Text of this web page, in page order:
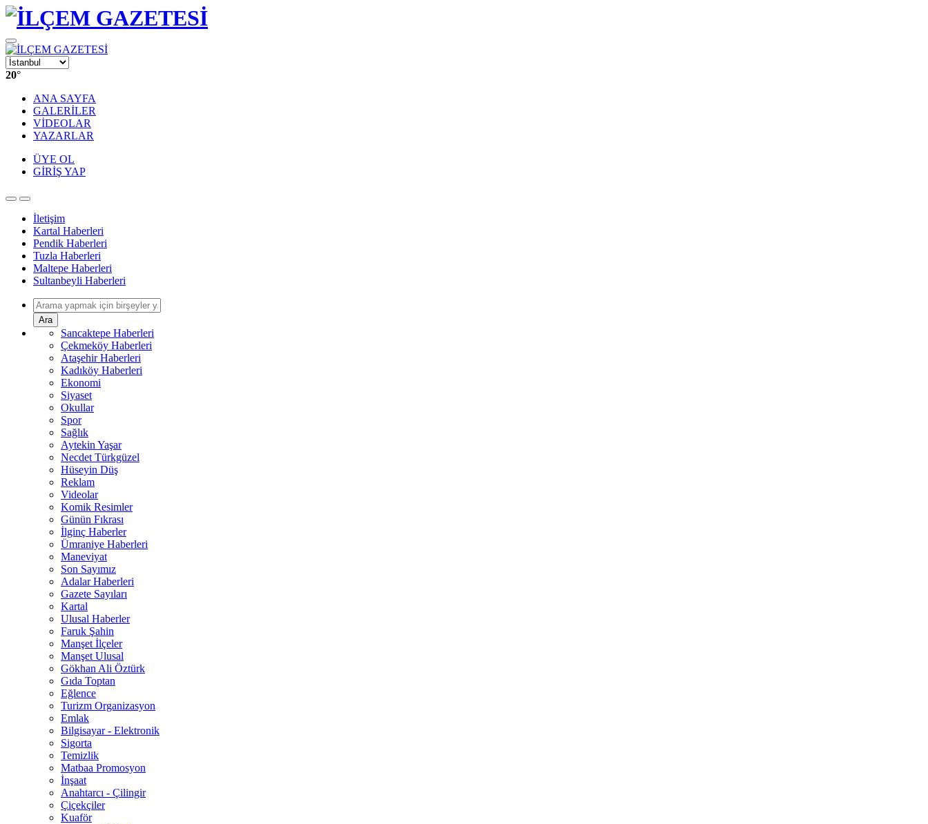
20°
ANA SAYFA
GALERİLER
VİDEOLAR
YAZARLAR
ÜYE OL
GİRİŞ YAP
İletişim
Kartal Haberleri
Pendik Haberleri
Tuzla Haberleri
Maltepe Haberleri
Sultanbeyli Haberleri
Ara
Sancaktepe Haberleri
Çekmeköy Haberleri
Ataşehir Haberleri
Kadıköy Haberleri
Ekonomi
Siyaset
Okullar
Spor
Sağlık
Aytekin Yaşar
Necdet Türkgüzel
Hüseyin Düş
Reklam
Videolar
Komik Resimler
Günün Fıkrası
İlginç Haberler
Ümraniye Haberleri
Maneviyat
Son Sayımız
Adalar Haberleri
Gazete Sayıları
Kartal
Ulusal Haberler
Faruk Şahin
Manşet İlçeler
Manşet Ulusal
Gökhan Ali Öztürk
Gıda Toptan
Eğlence
Turizm Organizasyon
Emlak
Bilgisayar - Elektronik
Sigorta
Temizlik
Matbaa Promosyon
İnşaat
Anahtarcı - Çilingir
Çiçekçiler
Kuaför